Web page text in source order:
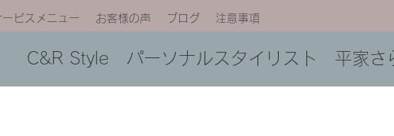
ービスメニュー お客様の声 ブログ 注意事項
C&R Style パーソナルスタイリスト 平家さ